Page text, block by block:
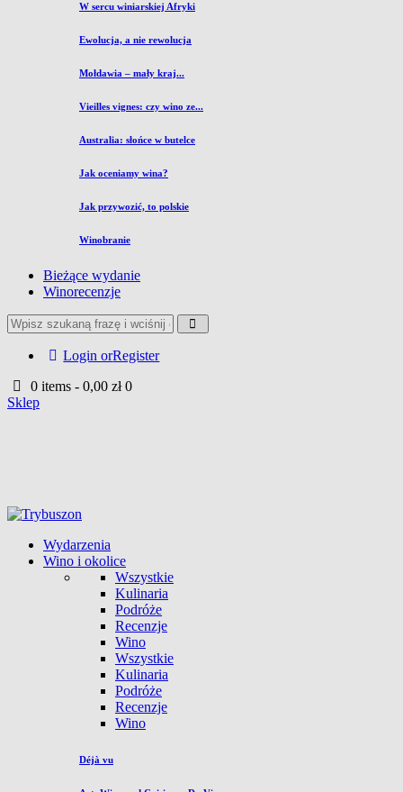
W sercu winiarskiej Afryki
Ewolucja, a nie rewolucja
Mołdawia – mały kraj...
Vieilles vignes: czy wino ze...
Australia: słońce w butelce
Jak oceniamy wina?
Jak przywozić, to polskie
Winobranie
Bieżące wydanie
Winorecenzje
Login orRegister
0 items -0,00 zł 0
Sklep
Wydarzenia
Wino i okolice
Wszystkie
Kulinaria
Podróże
Recenzje
Wino
Wszystkie
Kulinaria
Podróże
Recenzje
Wino
Déjà vu